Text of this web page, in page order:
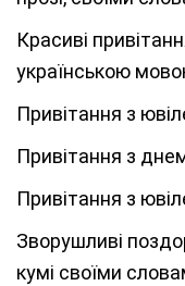
Красиві
українською
Привітання з
Привітання з
Привітання з
Зворушливі
кумі своїми